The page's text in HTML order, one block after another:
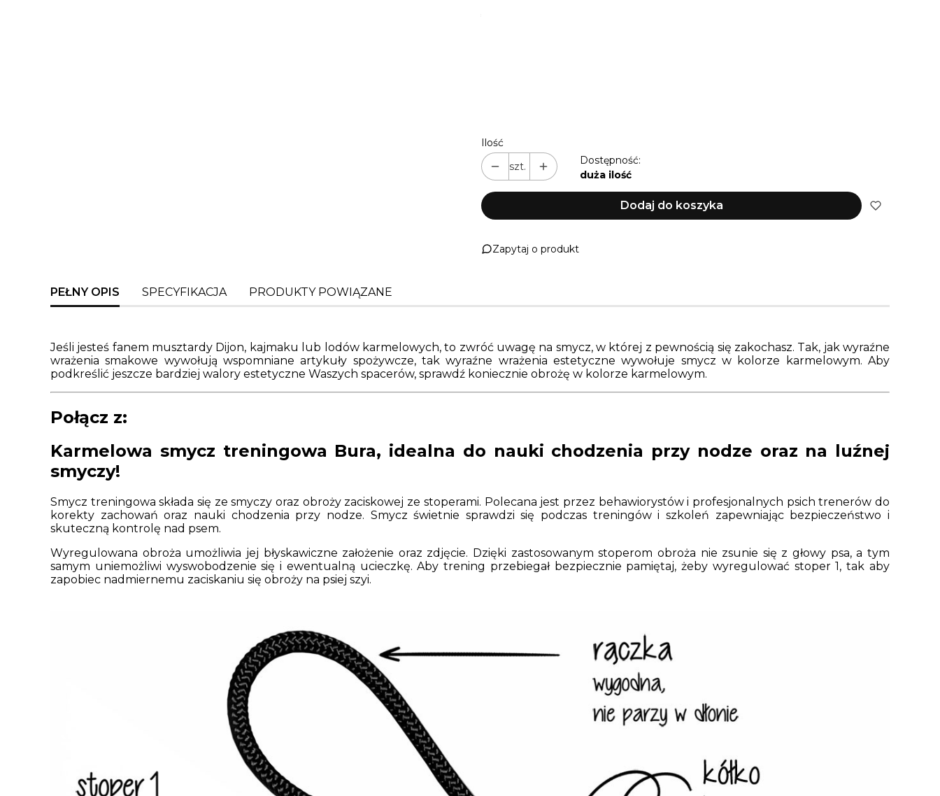
Ilość
szt.
Dostępność:
duża ilość
Dodaj do koszyka
Zapytaj o produkt
PEŁNY OPIS SPECYFIKACJA PRODUKTY POWIĄZANE
Jeśli jesteś fanem musztardy Dijon, kajmaku lub lodów karmelowych, to zwróć uwagę na smycz, w której z pewnością się zakochasz. Tak, jak wyraźne
wrażenia smakowe wywołują wspomniane artykuły spożywcze, tak wyraźne wrażenia estetyczne wywołuje smycz w kolorze karmelowym. Aby
podkreślić jeszcze bardziej walory estetyczne Waszych spacerów, sprawdź koniecznie obrożę w kolorze karmelowym.
Połącz z:
Karmelowa smycz treningowa Bura, idealna do nauki chodzenia przy nodze oraz na luźnej
smyczy!
Smycz treningowa składa się ze smyczy oraz obroży zaciskowej ze stoperami. Polecana jest przez behawiorystów i profesjonalnych psich trenerów do
korekty zachowań oraz nauki chodzenia przy nodze. Smycz świetnie sprawdzi się podczas treningów i szkoleń zapewniając bezpieczeństwo i
skuteczną kontrolę nad psem.
Wyregulowana obroża umożliwia jej błyskawiczne założenie oraz zdjęcie. Dzięki zastosowanym stoperom obroża nie zsunie się z głowy psa, a tym
samym uniemożliwi wyswobodzenie się i ewentualną ucieczkę. Aby trening przebiegał bezpiecznie pamiętaj, żeby wyregulować stoper 1, tak aby
zapobiec nadmiernemu zaciskaniu się obroży na psiej szyi.